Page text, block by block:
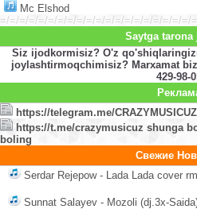
Mc Elshod
=/=/=/=/=/=/=/=/=/=/=/=/=/=/=/=/=/=/=/
Saytga tarona
Siz ijodkormisiz? O'z
joylashtirmoqchimisiz? Marxamat
429-98-
https://telegram.me/
https://t.me/crazymusicuz shunga
boling
Свежие
Serdar Rejepow - Lada Lada cover
Sunnat Salayev - Mozoli (dj.3x-